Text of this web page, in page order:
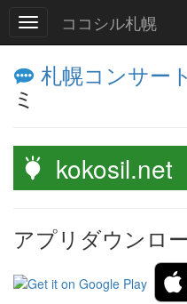
ココシル札幌
札幌コンサー
ミ
kokosil.net
アプリダウンロ